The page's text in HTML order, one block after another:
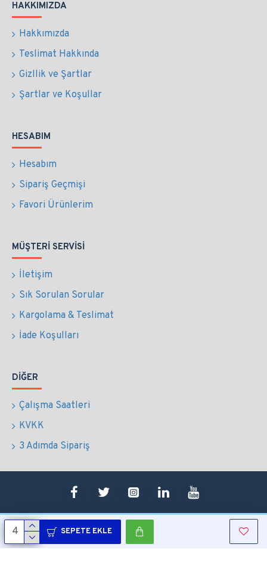
SEPETE EKLE
HAKKIMIZDA
Hakkımızda
Teslimat Hakkında
Gizllik ve Şartlar
Şartlar ve Koşullar
HESABIM
Hesabım
Sipariş Geçmişi
Favori Ürünlerim
MÜŞTERI SERVISI
İletişim
Sık Sorulan Sorular
Kargolama & Teslimat
İade Koşulları
DIĞER
Çalışma Saatleri
KVKK
3 Adımda Sipariş
Sepetim 0507 724 65 90 Whatsapp Konum